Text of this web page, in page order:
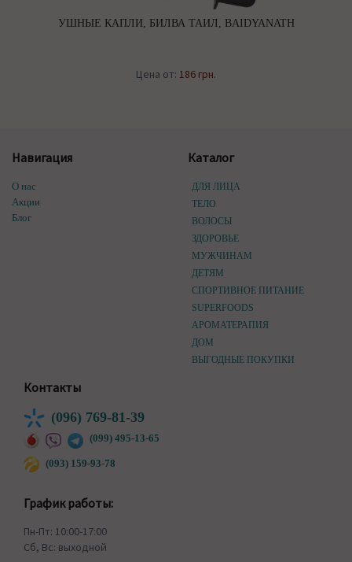
УШНЫЕ КАПЛИ, БИЛВА ТАИЛ, BAIDYANATH
Цена от: 186 грн.
Навигация
О нас
Акции
Блог
Каталог
ДЛЯ ЛИЦА
ТЕЛО
ВОЛОСЫ
ЗДОРОВЬЕ
МУЖЧИНАМ
ДЕТЯМ
СПОРТИВНОЕ ПИТАНИЕ
SUPERFOODS
АРОМАТЕРАПИЯ
ДОМ
ВЫГОДНЫЕ ПОКУПКИ
Контакты
(096) 769-81-39
(099) 495-13-65
(093) 159-93-78
График работы:
Пн-Пт: 10:00-17:00
Сб, Вс: выходной